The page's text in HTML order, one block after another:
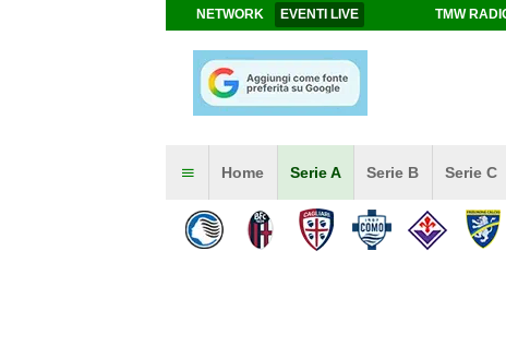
NETWORK EVENTI LIVE TMW
Home Serie A Serie B Serie C